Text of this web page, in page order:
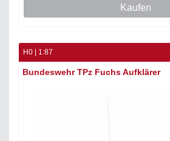
Kaufen
H0 | 1:87
Bundeswehr TPz Fuchs Aufklärer